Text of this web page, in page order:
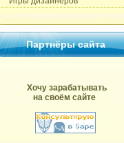
Партнёры сайта
Хочу зарабатывать
на своём сайте